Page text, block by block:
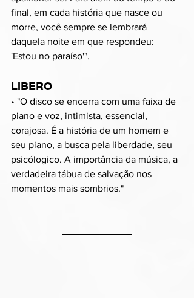
final, em cada história que nasce ou
morre, você sempre se lembrará
daquela noite em que respondeu:
'Estou no paraíso'".
LIBERO
• "O disco se encerra com uma faixa de
piano e voz, intimista, essencial,
corajosa. É a história de um homem e
seu piano, a busca pela liberdade, seu
psicólogico. A importância da música, a
verdadeira tábua de salvação nos
momentos mais sombrios."